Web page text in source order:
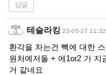
답글
테슬라킹 23-05-27 11:32
환각을 차는건 빽에 대한
원처예저돌 + 에1or2 가 지
거 같네요